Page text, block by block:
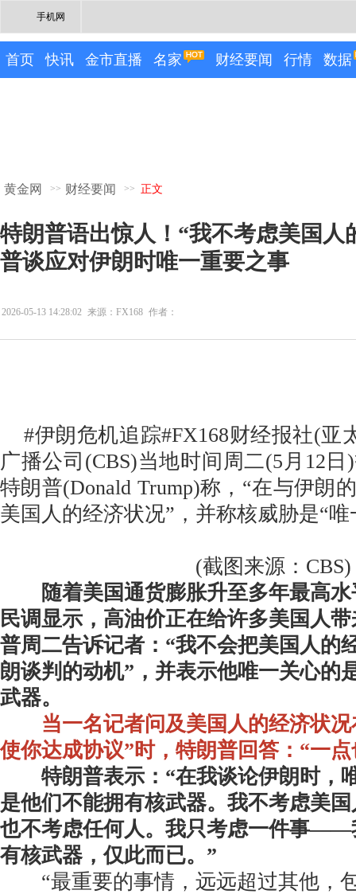
手机网
首页 快讯 金市直播 名家 财经要闻 行情 数据
黄金网 >> 财经要闻 >> 正文
特朗普语出惊人！“我不考虑美国人
普谈应对伊朗时唯一重要之事
2026-05-13 14:28:02 来源：FX168 作者：
#伊朗危机追踪#FX168财经报社(亚
广播公司(CBS)当地时间周二(5月12
特朗普(Donald Trump)称，“在与伊朗
美国人的经济状况”，并称核威胁是“
(截图来源：CBS)
随着美国通货膨胀升至多年最高
民调显示，高油价正在给许多美国人
普周二告诉记者：“我不会把美国人的
朗谈判的动机”，并表示他唯一关心的
武器。
当一名记者问及美国人的经济状
使你达成协议”时，特朗普回答：“一
特朗普表示：“在我谈论伊朗时，
是他们不能拥有核武器。我不考虑美
也不考虑任何人。我只考虑一件事——
有核武器，仅此而已。”
“最重要的事情，远远超过其他，